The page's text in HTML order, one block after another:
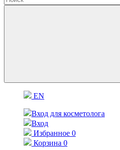
EN
Вход для косметолога
Вход
Избранное 0
Корзина 0